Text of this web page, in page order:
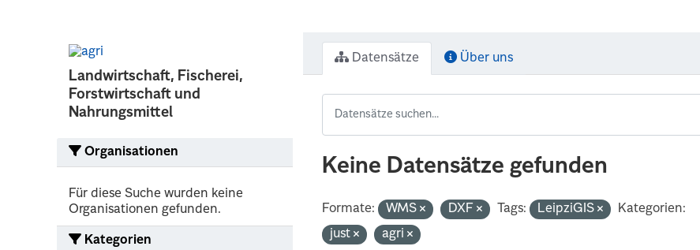
Landwirtschaft, Fischerei,
Forstwirtschaft und
Nahrungsmittel
Organisationen
Für diese Suche wurden keine
Organisationen gefunden.
Kategorien
Datensätze Über uns
Keine Datensätze gefunden
Formate: WMS DXF Tags: LeipziGIS
Kategorien:
just
agri